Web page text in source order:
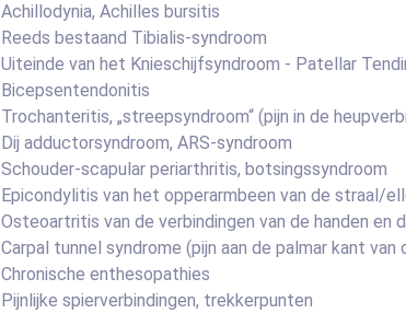
Achillodynia, Achilles bursitis
Reeds bestaand Tibialis-syndroom
Uiteinde van het Knieschijfsyndroom - Patellar
Bicepsentendonitis
Trochanteritis, „streepsyndroom“ (pijn in de
Dij adductorsyndroom, ARS-syndroom
Schouder-scapular periarthritis, botsingssyndroom
Epicondylitis van het opperarmbeen van de straal/
Osteoartritis van de verbindingen van de handen en
Carpal tunnel syndrome (pijn aan de palmar kant van
Chronische enthesopathies
Pijnlijke spierverbindingen, trekkerpunten